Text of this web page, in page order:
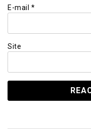
E-mail *
Site